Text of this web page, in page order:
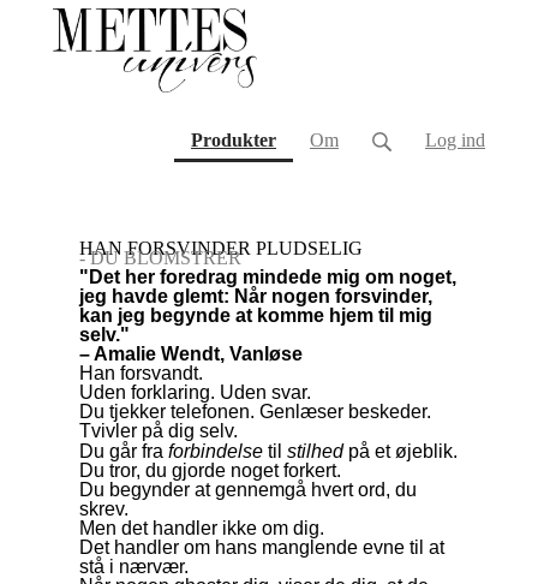
Produkter(current)
Om Log ind
HAN FORSVINDER PLUDSELIG
- DU BLOMSTRER
"Det her foredrag mindede mig om noget,
jeg havde glemt: Når nogen forsvinder,
kan jeg begynde at komme hjem til mig
selv."
– Amalie Wendt, Vanløse
Han forsvandt.
Uden forklaring. Uden svar.
Du tjekker telefonen. Genlæser beskeder.
Tvivler på dig selv.
Du går fra forbindelse til stilhedpå et øjeblik.
Du tror, du gjorde noget forkert.
Du begynder at gennemgå hvert ord, du
skrev.
Men det handler ikke om dig.
Det handler om hans manglende evne til at
stå i nærvær.